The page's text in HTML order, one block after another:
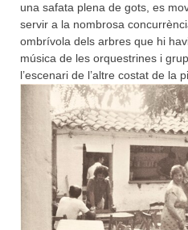
una safata plena de gots, es
servir a la nombrosa
ombrívola dels arbres que hi
música de les orquestrines i
l’escenari de l’altre costat de la